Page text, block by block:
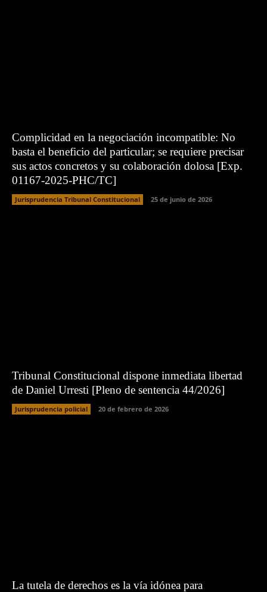
Complicidad en la negociación incompatible: No
basta el beneficio del particular; se requiere precisar
sus actos concretos y su colaboración dolosa [Exp.
01167-2025-PHC/TC]
Jurisprudencia Tribunal Constitucional 25 de junio de 2026
Tribunal Constitucional dispone inmediata libertad
de Daniel Urresti [Pleno de sentencia 44/2026]
Jurisprudencia policial 20 de febrero de 2026
La tutela de derechos es la vía idónea para